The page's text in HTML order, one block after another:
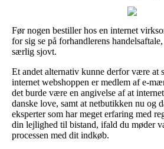
Før nogen bestiller hos en internet
for sig se på forhandlerens
særlig sjovt.
Et andet alternativ kunne derfor være at
internet webshoppen er medlem af e-
det burde være en angivelse af at
danske love, samt at netbutikken nu og
eksperter som har meget erfaring med
din lejlighed til bistand, ifald du møder
processen med dit indkøb.